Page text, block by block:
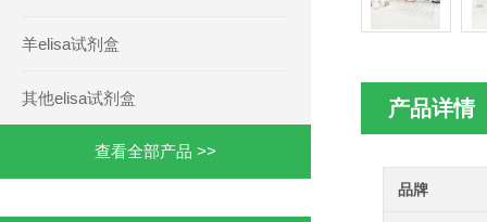
羊elisa试剂盒
其他elisa试剂盒
查看全部产品 >>
产品详情
品牌